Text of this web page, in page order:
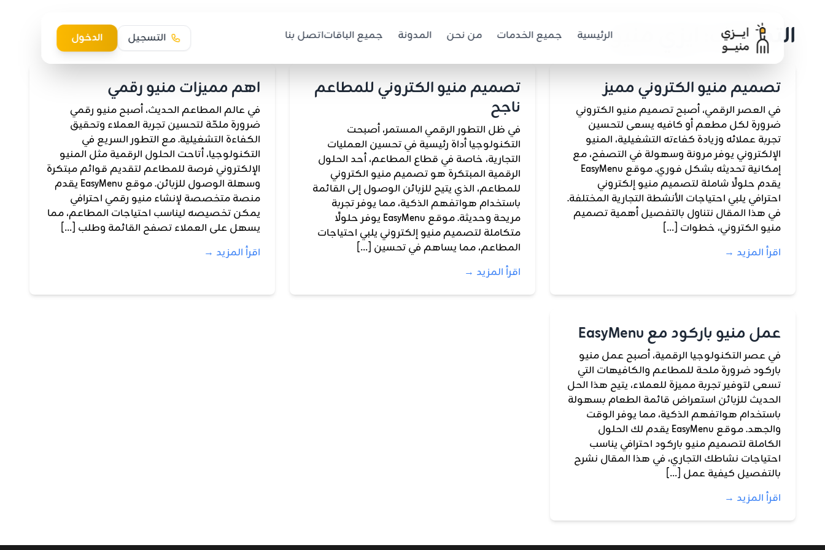
الرئيسية جميع الخدمات من نحن المدونة جميع الباقاتاتصل بنا التسجيل الدخول التصنيف: ايزي منيو
تصميم منيو الكتروني مميز
في العصر الرقمي، أصبح تصميم منيو الكتروني
ضرورة لكل مطعم أو كافيه يسعى لتحسين
تجربة عملائه وزيادة كفاءته التشغيلية، المنيو
الإلكتروني يوفر مرونة وسهولة في التصفح، مع
إمكانية تحديثه بشكل فوري. موقع EasyMenu
يقدم حلولًا شاملة لتصميم منيو إلكتروني
احترافي يلبي احتياجات الأنشطة التجارية المختلفة.
في هذا المقال نتناول بالتفصيل أهمية تصميم
منيو الكتروني، خطوات […]
اقرأ المزيد →
تصميم منيو الكتروني للمطاعم
ناجح
في ظل التطور الرقمي المستمر، أصبحت
التكنولوجيا أداة رئيسية في تحسين العمليات
التجارية، خاصة في قطاع المطاعم، أحد الحلول
الرقمية المبتكرة هو تصميم منيو الكتروني
للمطاعم، الذي يتيح للزبائن الوصول إلى القائمة
باستخدام هواتفهم الذكية، مما يوفر تجربة
مريحة وحديثة. موقع EasyMenu يوفر حلولًا
متكاملة لتصميم منيو إلكتروني يلبي احتياجات
المطاعم، مما يساهم في تحسين […]
اقرأ المزيد →
اهم مميزات منيو رقمي
في عالم المطاعم الحديث، أصبح منيو رقمي
ضرورة ملحّة لتحسين تجربة العملاء وتحقيق
الكفاءة التشغيلية. مع التطور السريع في
التكنولوجيا، أتاحت الحلول الرقمية مثل المنيو
الإلكتروني فرصة للمطاعم لتقديم قوائم مبتكرة
وسهلة الوصول للزبائن. موقع EasyMenu يقدم
منصة متخصصة لإنشاء منيو رقمي احترافي
يمكن تخصيصه ليناسب احتياجات المطاعم، مما
يسهل على العملاء تصفح القائمة وطلب […]
اقرأ المزيد →
عمل منيو باركود مع EasyMenu
في عصر التكنولوجيا الرقمية، أصبح عمل منيو
باركود ضرورة ملحة للمطاعم والكافيهات التي
تسعى لتوفير تجربة مميزة للعملاء، يتيح هذا الحل
الحديث للزبائن استعراض قائمة الطعام بسهولة
باستخدام هواتفهم الذكية، مما يوفر الوقت
والجهد. موقع EasyMenu يقدم لك الحلول
الكاملة لتصميم منيو باركود احترافي يناسب
احتياجات نشاطك التجاري، في هذا المقال نشرح
بالتفصيل كيفية عمل […]
اقرأ المزيد →